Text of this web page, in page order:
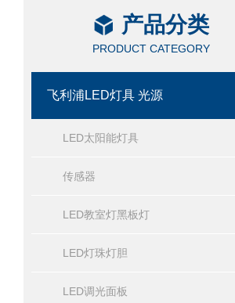
产品分类
PRODUCT CATEGORY
飞利浦LED灯具 光源
LED太阳能灯具
传感器
LED教室灯黑板灯
LED灯珠灯胆
LED调光面板